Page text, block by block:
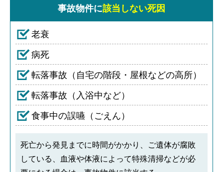
事故物件に該当しない死因
老衰
病死
転落事故（自宅の階段・屋根などの高所）
転落事故（入浴中など）
食事中の誤嚥（ごえん）
死亡から発見までに時間がかかり、ご遺体が腐敗
している、血液や体液によって特殊清掃などが必